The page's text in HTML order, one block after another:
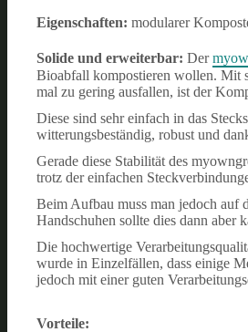
Eigenschaften: modularer
Solide und erweiterbar: Der
Bioabfall kompostieren wollen. Mit
mal zu gering ausfallen, ist der
Diese sind sehr einfach in das
witterungsbeständig, robust und
Gerade diese Stabilität des
trotz der einfachen
Beim Aufbau muss man jedoch auf
Handschuhen sollte dies dann aber
Die hochwertige
wurde in Einzelfällen, dass einige
jedoch mit einer guten
Vorteile: